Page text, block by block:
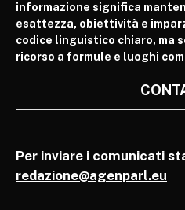
informazione significa
esattezza, obiettività e
codice linguistico chiaro, ma
ricorso a formule e luoghi
Per inviare i comunicati
redazione@agenparl.eu